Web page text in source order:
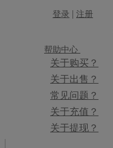
登录 | 注册
帮助中心
关于购买？
关于出售？
常见问题？
关于充值？
关于提现？